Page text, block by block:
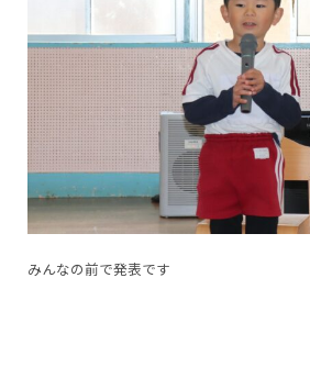
みんなの前で発表です